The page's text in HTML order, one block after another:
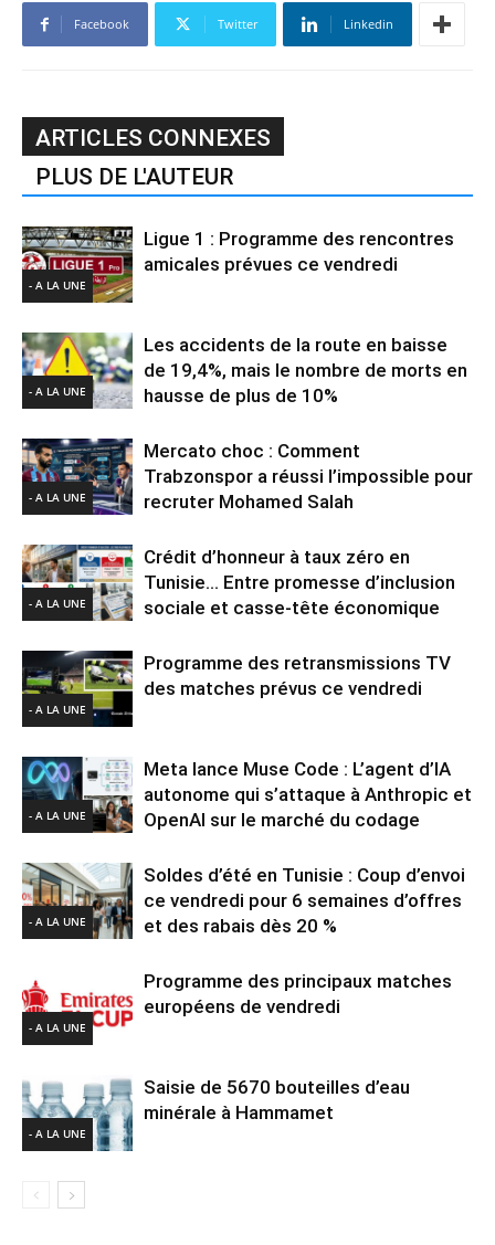
Facebook Twitter Linkedin
ARTICLES CONNEXES
PLUS DE L'AUTEUR
- A LA UNE
Ligue 1 : Programme des rencontres
amicales prévues ce vendredi
- A LA UNE
Les accidents de la route en baisse
de 19,4%, mais le nombre de morts en
hausse de plus de 10%
- A LA UNE
Mercato choc : Comment
Trabzonspor a réussi l’impossible pour
recruter Mohamed Salah
- A LA UNE
Crédit d’honneur à taux zéro en
Tunisie… Entre promesse d’inclusion
sociale et casse-tête économique
- A LA UNE
Programme des retransmissions TV
des matches prévus ce vendredi
- A LA UNE
Meta lance Muse Code : L’agent d’IA
autonome qui s’attaque à Anthropic et
OpenAI sur le marché du codage
- A LA UNE
Soldes d’été en Tunisie : Coup d’envoi
ce vendredi pour 6 semaines d’offres
et des rabais dès 20 %
- A LA UNE
Programme des principaux matches
européens de vendredi
- A LA UNE
Saisie de 5670 bouteilles d’eau
minérale à Hammamet